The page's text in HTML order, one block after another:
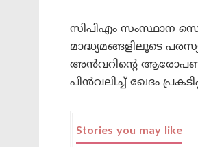
സിപിഎം സംസ്ഥാന
മാദ്ധ്യമങ്ങളിലൂടെ
അൻവറിന്റെ
പിൻവലിച്ച് ഖേദം
Stories you may like